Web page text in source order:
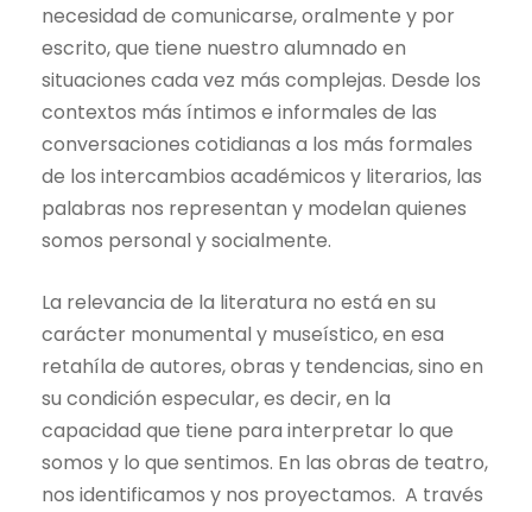
necesidad de comunicarse, oralmente y por
escrito, que tiene nuestro alumnado en
situaciones cada vez más complejas. Desde los
contextos más íntimos e informales de las
conversaciones cotidianas a los más formales
de los intercambios académicos y literarios, las
palabras nos representan y modelan quienes
somos personal y socialmente.
La relevancia de la literatura no está en su
carácter monumental y museístico, en esa
retahíla de autores, obras y tendencias, sino en
su condición especular, es decir, en la
capacidad que tiene para interpretar lo que
somos y lo que sentimos. En las obras de teatro,
nos identificamos y nos proyectamos. A través